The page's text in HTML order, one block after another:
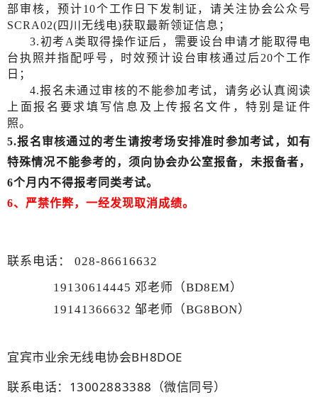
部审核，预计10个工作日下发制证，请关注协会公众号
SCRA02(四川无线电)获取最新领证信息；
3.初考A类取得操作证后，需要设台申请才能取得电
台执照并指配呼号，时效预计设台审核通过后20个工作
日；
4.报名未通过审核的不能参加考试，请务必认真阅读
上面报名要求填写信息 及上传报名文件，特别是证件
照。
5.报名审核通过的考生请按考场安排准时参加考试，如有
特殊情况不能参考的，须向协会办公室报备，未报备者，
6个月内不得报考同类考试。
6、严禁作弊，一经发现取消成绩。
联系电话：
028-86616632
19130614445 邓老师（BD8EM）
19141366632 邹老师（BG8BON）
宜宾市业余无线电协会BH8DOE
联系电话：13002883388（微信同号）